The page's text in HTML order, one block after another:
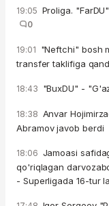
19:05 Proliga.
0
19:01 "Neftchi" bosh
transfer taklifiga
18:43 "BuxDU" -
18:38 Anvar
Abramov javob berdi
18:06 Jamoasi
qo'riqlagan
- Superligada 16-tur